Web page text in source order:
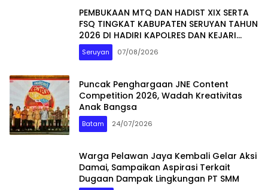
PEMBUKAAN MTQ DAN HADIST XIX SERTA
FSQ TINGKAT KABUPATEN SERUYAN TAHUN
2026 DI HADIRI KAPOLRES DAN KEJARI
SERUYAN
Seruyan 07/08/2026
Puncak Penghargaan JNE Content
Competition 2026, Wadah Kreativitas
Anak Bangsa
Batam 24/07/2026
Warga Pelawan Jaya Kembali Gelar Aksi
Damai, Sampaikan Aspirasi Terkait
Dugaan Dampak Lingkungan PT SMM